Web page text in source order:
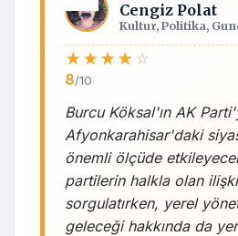
Cengiz Polat
Kultur, Politika,
★★★★ ☆
8/10
Burcu Köksal'ın AK
Afyonkarahisar'daki
önemli ölçüde
partilerin halkla olan
sorgulatırken, yerel
geleceği hakkında da